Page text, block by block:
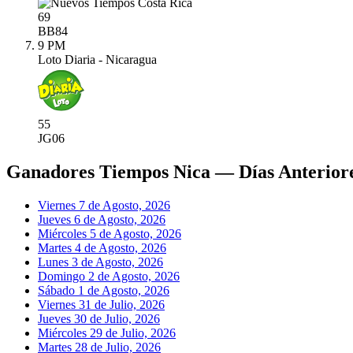
69
BB84
9 PM
Loto Diaria - Nicaragua
55
JG06
Ganadores Tiempos Nica — Días
Viernes 7 de Agosto, 2026
Jueves 6 de Agosto, 2026
Miércoles 5 de Agosto, 2026
Martes 4 de Agosto, 2026
Lunes 3 de Agosto, 2026
Domingo 2 de Agosto, 2026
Sábado 1 de Agosto, 2026
Viernes 31 de Julio, 2026
Jueves 30 de Julio, 2026
Miércoles 29 de Julio, 2026
Martes 28 de Julio, 2026